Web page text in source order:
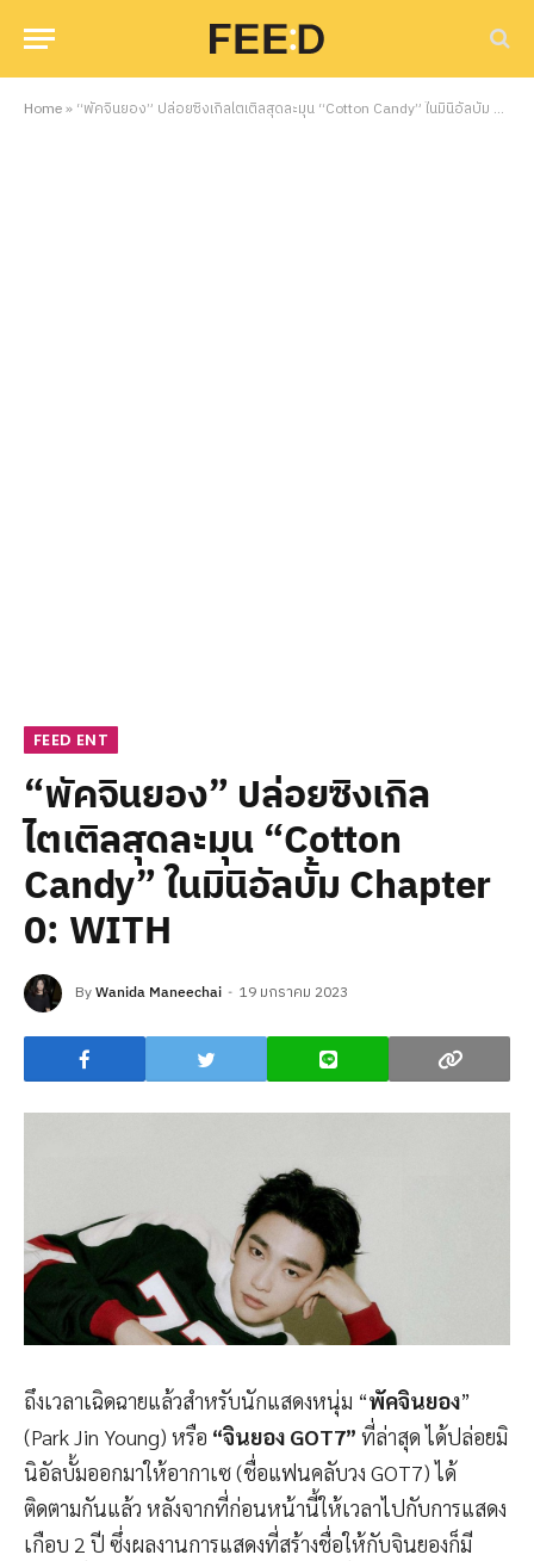
Home» “พัคจินยอง” ปล่อยซิงเกิลไตเติลสุดละมุน “Cotton Candy” ในมินิอัลบั้ม Chapter 0: WITH
FEED ENT
“พัคจินยอง” ปล่อยซิงเกิล
ไตเติลสุดละมุน “Cotton
Candy” ในมินิอัลบั้ม Chapter
0: WITH
ByWanida Maneechai 19 มกราคม 2023
ถึงเวลาเฉิดฉายแล้วสำหรับนักแสดงหนุ่ม “พัคจินยอง”
(Park Jin Young) หรือ “จินยอง GOT7” ที่ล่าสุด ได้ปล่อยมิ
นิอัลบั้มออกมาให้อากาเซ (ชื่อแฟนคลับวง GOT7) ได้
ติดตามกันแล้ว หลังจากที่ก่อนหน้านี้ให้เวลาไปกับการแสดง
เกือบ 2 ปี ซึ่งผลงานการแสดงที่สร้างชื่อให้กับจินยองก็มี